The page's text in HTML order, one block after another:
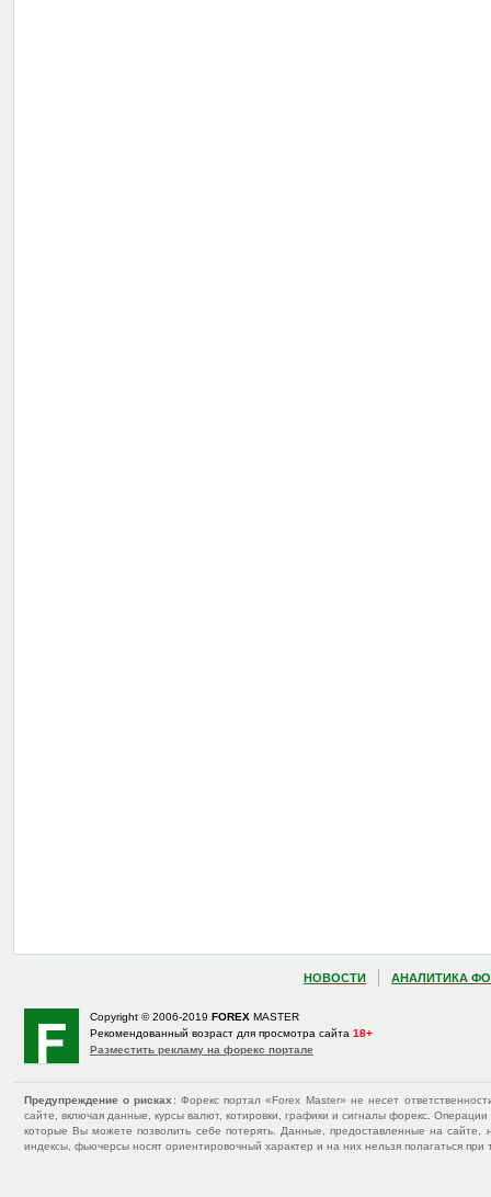
НОВОСТИ АНАЛИТИКА
Copyright © 2006-2019 FOREX MASTER
Рекомендованный возраст для просмотра сайта 18+
Разместить рекламу на форекс портале
Предупреждение о рисках : Форекс портал «Forex Master» не несет
сайте, включая данные, курсы валют, котировки, графики и сигналы форекс.
которые Вы можете позволить себе потерять. Данные, предоставленные на
индексы, фьючерсы носят ориентировочный характер и на них нельзя полагаться при